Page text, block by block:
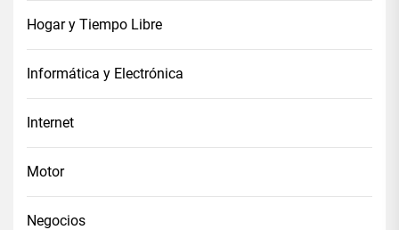
Hogar y Tiempo Libre
Informática y Electrónica
Internet
Motor
Negocios